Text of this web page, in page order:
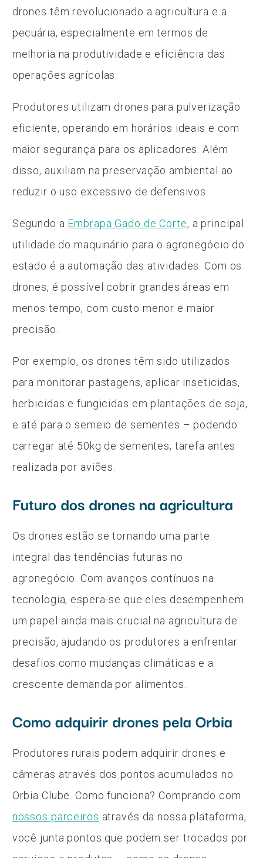
drones têm revolucionado a agricultura e a
pecuária, especialmente em termos de
melhoria na produtividade e eficiência das
operações agrícolas.
Produtores utilizam drones para pulverização
eficiente, operando em horários ideais e com
maior segurança para os aplicadores. Além
disso, auxiliam na preservação ambiental ao
reduzir o uso excessivo de defensivos.
Segundo a Embrapa Gado de Corte, a principal
utilidade do maquinário para o agronegócio do
estado é a automação das atividades. Com os
drones, é possível cobrir grandes áreas em
menos tempo, com custo menor e maior
precisão.
Por exemplo, os drones têm sido utilizados
para monitorar pastagens, aplicar inseticidas,
herbicidas e fungicidas em plantações de soja,
e até para o semeio de sementes – podendo
carregar até 50kg de sementes, tarefa antes
realizada por aviões.
Futuro dos drones na agricultura
Os drones estão se tornando uma parte
integral das tendências futuras no
agronegócio. Com avanços contínuos na
tecnologia, espera-se que eles desempenhem
um papel ainda mais crucial na agricultura de
precisão, ajudando os produtores a enfrentar
desafios como mudanças climáticas e a
crescente demanda por alimentos.
Como adquirir drones pela Orbia
Produtores rurais podem adquirir drones e
câmeras através dos pontos acumulados no
Orbia Clube. Como funciona? Comprando com
nossos parceiros através da nossa plataforma,
você junta pontos que podem ser trocados por